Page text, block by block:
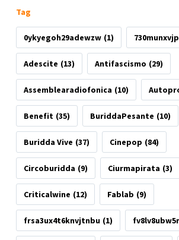
Tag
0ykyegoh29adewzw (1)
Adescite (13) Antifascismo (29)
Assemblearadiofonica (10)
Benefit (35) BuriddaPesante (10)
Buridda Vive (37) Cinepop (84)
Circoburidda (9) Ciurmapirata (3)
Criticalwine (12) Fablab (9)
frsa3ux4t6knvjtnbu (1)